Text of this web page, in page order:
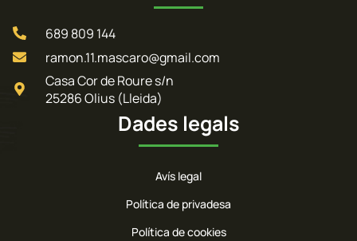
689 809 144
ramon.11.mascaro@gmail.com
Casa Cor de Roure s/n
25286 Olius (Lleida)
Dades legals
Avís legal
Política de privadesa
Política de cookies